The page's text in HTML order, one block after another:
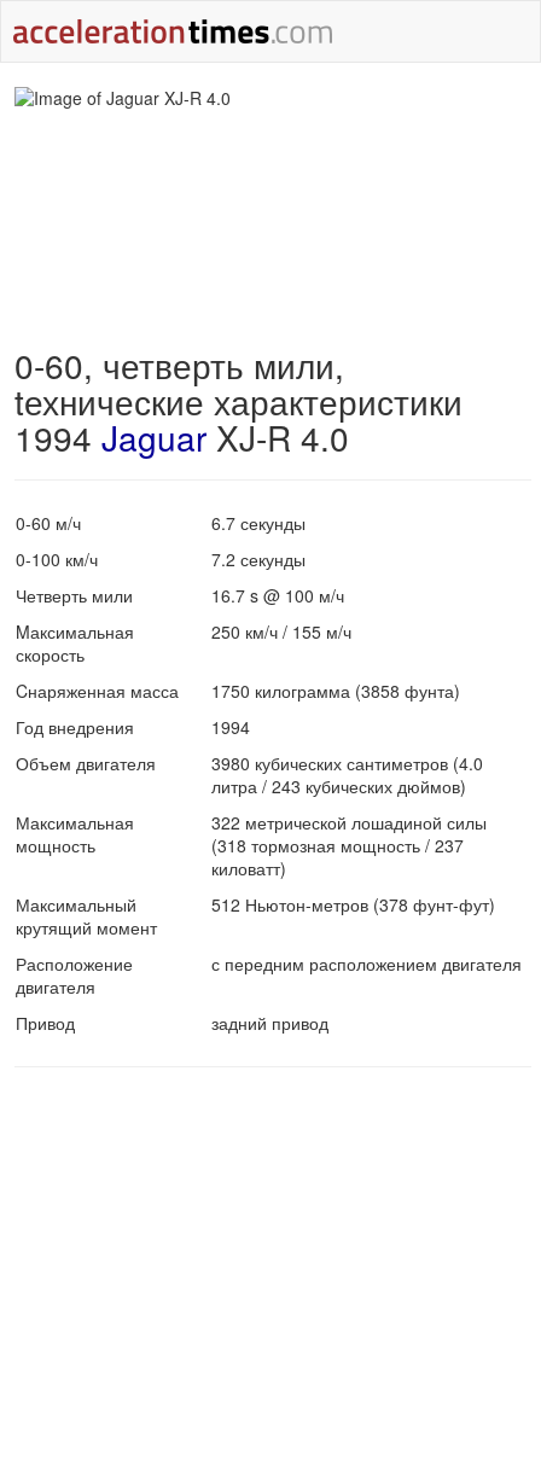
0-60, четверть мили,
tехнические характеристики
1994 Jaguar XJ-R 4.0
0-60 м/ч
6.7 секунды
0-100 км/ч
7.2 секунды
Четверть мили
16.7 s @ 100 м/ч
Mаксимальная
скорость
250 км/ч / 155 м/ч
Cнаряженная масса
1750 килограмма (3858 фунта)
Год внедрения
1994
Объем двигателя
3980 кубических сантиметров (4.0
литра / 243 кубических дюймов)
Максимальная
мощность
322 метрической лошадиной силы
(318 тормозная мощность / 237
киловатт)
Максимальный
крутящий момент
512 Ньютон-метров (378 фунт-фут)
Расположение
двигателя
с передним расположением двигателя
Привод задний привод